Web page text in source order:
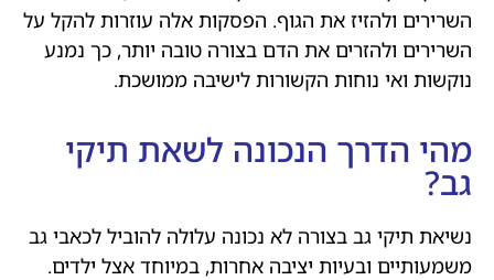
השרירים ולהזיז את הגוף. הפסקות אלה עוזרות להקל על
השרירים ולהזרים את הדם בצורה טובה יותר, כך נמנע
נוקשות ואי נוחות הקשורות לישיבה ממושכת.
מהי הדרך הנכונה לשאת תיקי
גב?
נשיאת תיקי גב בצורה לא נכונה עלולה להוביל לכאבי גב
משמעותיים ובעיות יציבה אחרות, במיוחד אצל ילדים.